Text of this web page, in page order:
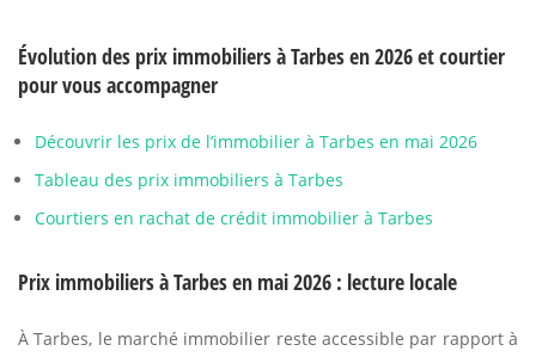
Évolution des prix immobiliers à Tarbes en 2026 et courtier
pour vous accompagner
Découvrir les prix de l’immobilier à Tarbes en mai 2026
Tableau des prix immobiliers à Tarbes
Courtiers en rachat de crédit immobilier à Tarbes
Prix immobiliers à Tarbes en mai 2026 : lecture locale
À Tarbes, le marché immobilier reste accessible par rapport à